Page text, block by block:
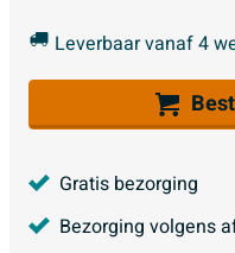
Leverbaar vanaf 4
Gratis bezorging
Bezorging volgens